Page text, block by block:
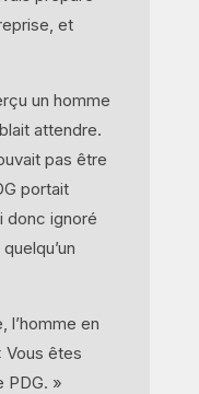
et
un homme
attendre.
pas être
portait
donc ignoré
l’homme en
Vous êtes
PDG. »